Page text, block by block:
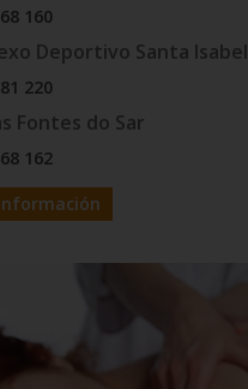
160
Deportivo Santa Isabel
220
Fontes do Sar
162